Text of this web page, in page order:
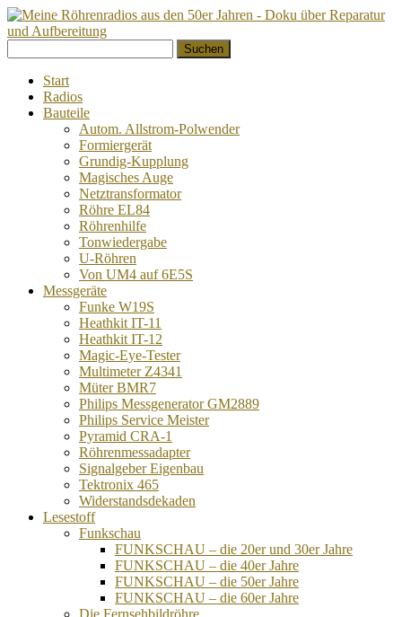
zum
Inhalt
nach:
Start
Radios
Bauteile
Autom. Allstrom-Polwender
Formiergerät
Grundig-Kupplung
Magisches Auge
Netztransformator
Röhre EL84
Röhrenhilfe
Tonwiedergabe
U-Röhren
Von UM4 auf 6E5S
Messgeräte
Funke W19S
Heathkit IT-11
Heathkit IT-12
Magic-Eye-Tester
Multimeter Z4341
Müter BMR7
Philips Messgenerator GM2889
Philips Service Meister
Pyramid CRA-1
Röhrenmessadapter
Signalgeber Eigenbau
Tektronix 465
Widerstandsdekaden
Lesestoff
Funkschau
FUNKSCHAU – die 20er und 30er Jahre
FUNKSCHAU – die 40er Jahre
FUNKSCHAU – die 50er Jahre
FUNKSCHAU – die 60er Jahre
Die Fernsehbildröhre